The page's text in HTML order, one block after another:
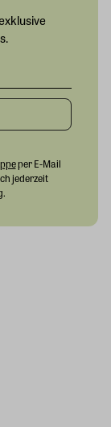
per E-Mail
jederzeit
.